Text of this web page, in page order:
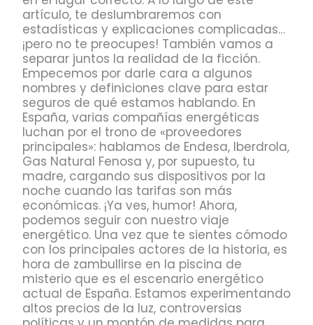
artículo, te deslumbraremos con
estadísticas y explicaciones complicadas…
¡pero no te preocupes! También vamos a
separar juntos la realidad de la ficción.
Empecemos por darle cara a algunos
nombres y definiciones clave para estar
seguros de qué estamos hablando. En
España, varias compañías energéticas
luchan por el trono de «proveedores
principales»: hablamos de Endesa, Iberdrola,
Gas Natural Fenosa y, por supuesto, tu
madre, cargando sus dispositivos por la
noche cuando las tarifas son más
económicas. ¡Ya ves, humor! Ahora,
podemos seguir con nuestro viaje
energético. Una vez que te sientes cómodo
con los principales actores de la historia, es
hora de zambullirse en la piscina de
misterio que es el escenario energético
actual de España. Estamos experimentando
altos precios de la luz, controversias